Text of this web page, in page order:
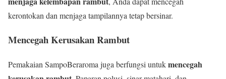
kerontokan dan menjaga tampilannya tetap bersinar.
Mencegah Kerusakan Rambut
Pemakaian SampoBeraroma juga berfungsi untukmencegah